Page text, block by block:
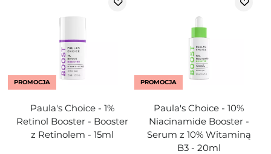
PROMOCJA
Paula's Choice - 1%
Retinol Booster - Booster
z Retinolem - 15ml
PROMOCJA
Paula's Choice - 10%
Niacinamide Booster -
Serum z 10% Witaminą
B3 - 20ml